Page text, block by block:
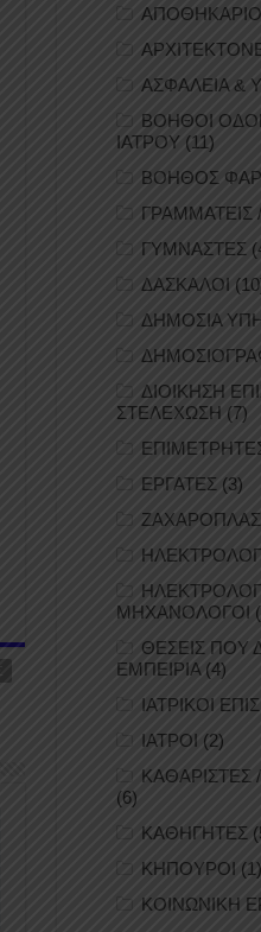
ΑΣΦΑΛΕΙΑ &
ΒΟΗΘΟΙ
ΙΑΤΡΟΥ(11)
ΒΟΗΘΟΣ
ΓΡΑΜΜΑΤΕΙΣ
ΓΥΜΝΑΣΤΕΣ
ΔΑΣΚΑΛΟΙ
ΔΗΜΟΣΙΑ
ΔΙΟΙΚΗΣΗ
ΣΤΕΛΕΧΩΣΗ (7)
ΕΡΓΑΤΕΣ (3)
ΜΗΧΑΝΟΛΟΓΟΙ
ΘΕΣΕΙΣ ΠΟΥ
ΕΜΠΕΙΡΙΑ(4)
ΙΑΤΡΙΚΟΙ
ΙΑΤΡΟΙ (2)
ΚΑΘΑΡΙΣΤΕΣ
(6)
ΚΑΘΗΓΗΤΕΣ
ΚΗΠΟΥΡΟΙ (1)
ΚΟΙΝΩΝΙΚΗ